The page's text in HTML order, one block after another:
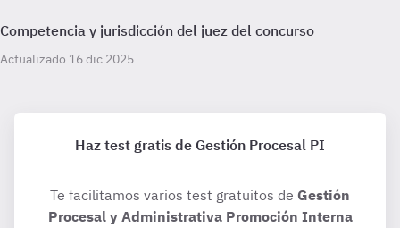
Competencia y jurisdicción del juez del concurso
Actualizado 16 dic 2025
Haz test gratis de Gestión Procesal PI
Te facilitamos varios test gratuitos de Gestión
Procesal y Administrativa Promoción Interna